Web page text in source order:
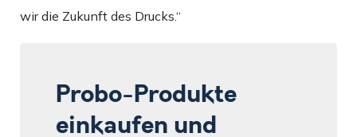
wir die Zukunft des Drucks.“
Probo-Produkte
einkaufen und